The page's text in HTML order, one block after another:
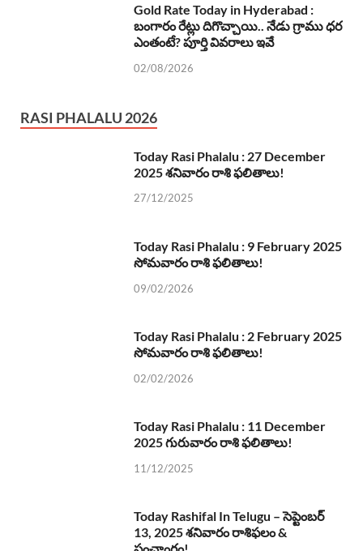
Gold Rate Today in Hyderabad :
బంగారం రేట్లు దిగొచ్చాయి.. నేడు గ్రాము ధర
ఎంతంటే? పూర్తి వివరాలు ఇవే
02/08/2026
RASI PHALALU 2026
Today Rasi Phalalu : 27 December
2025 శనివారం రాశి ఫలితాలు!
27/12/2025
Today Rasi Phalalu : 9 February 2025
సోమవారం రాశి ఫలితాలు!
09/02/2026
Today Rasi Phalalu : 2 February 2025
సోమవారం రాశి ఫలితాలు!
02/02/2026
Today Rasi Phalalu : 11 December
2025 గురువారం రాశి ఫలితాలు!
11/12/2025
Today Rashifal In Telugu – సెప్టెంబర్
13, 2025 శనివారం రాశిఫలం &